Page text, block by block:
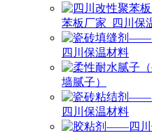
苯板厂家_四川保
四川保温材料
墙腻子）
四川保温材料